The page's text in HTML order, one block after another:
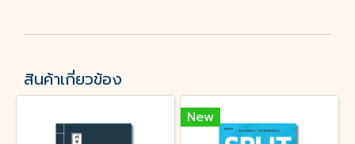
สินค้าเกี่ยวข้อง
New